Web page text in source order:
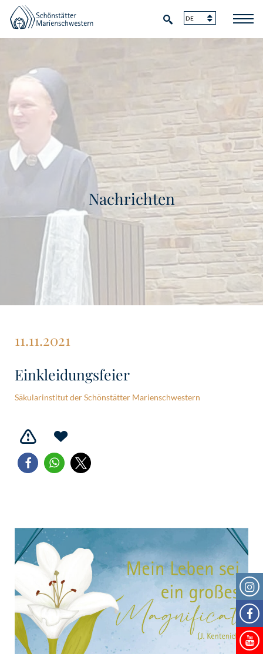
Nachrichten
11.11.2021
Einkleidungsfeier
Säkularinstitut der Schönstätter Marienschwestern